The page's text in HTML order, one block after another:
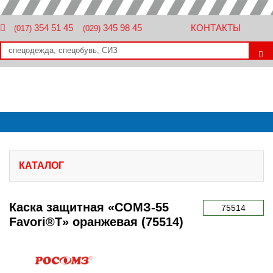
(017) 354 51 45 (029) 345 98 45 - КОНТАКТЫ
КАТАЛОГ
Каска защитная «СОМЗ-55
Favori®T» оранжевая (75514)
75514